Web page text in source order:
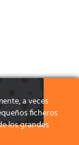
a veces
ficheros
los grandes